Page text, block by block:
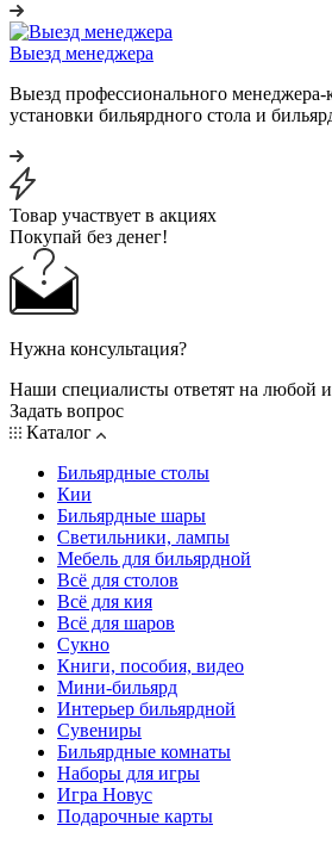
Выезд менеджера
Выезд профессионального менеджера-
установки бильярдного стола и
Товар участвует в акциях
Покупай без денег!
Нужна консультация?
Наши специалисты ответят на любой
Задать вопрос
Каталог
Бильярдные столы
Кии
Бильярдные шары
Светильники, лампы
Мебель для бильярдной
Всё для столов
Всё для кия
Всё для шаров
Сукно
Книги, пособия, видео
Мини-бильярд
Интерьер бильярдной
Сувениры
Бильярдные комнаты
Наборы для игры
Игра Новус
Подарочные карты